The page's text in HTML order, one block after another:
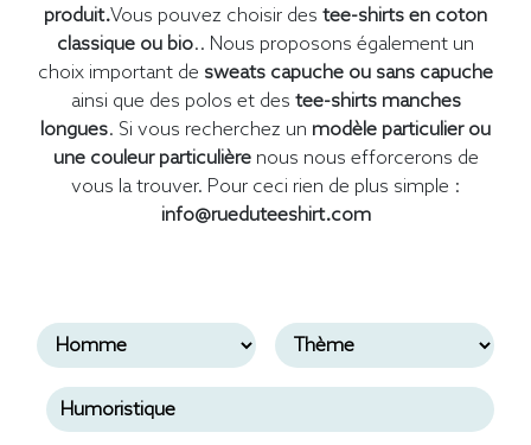
produit.Vous pouvez choisir des tee-shirts en coton
classique ou bio.. Nous proposons également un
choix important de sweats capuche ou sans capuche
ainsi que des polos et des tee-shirts manches
longues. Si vous recherchez un modèle particulier ou
une couleur particulièrenous nous efforcerons de
vous la trouver. Pour ceci rien de plus simple :
info@rueduteeshirt.com